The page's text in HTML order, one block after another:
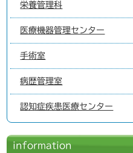
栄養管理科
医療機器管理センター
手術室
病歴管理室
認知症疾患医療センター
information